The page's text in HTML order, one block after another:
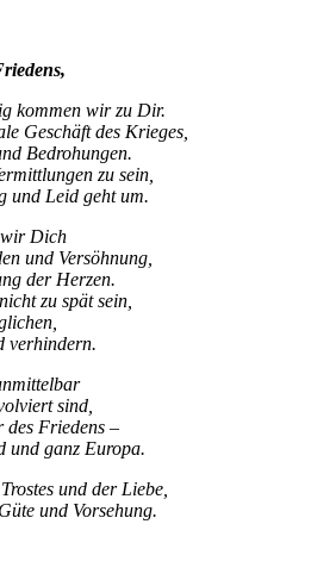
kommen wir zu Dir.
Geschäft des Krieges,
Bedrohungen.
zu sein,
und Leid geht um.
wir Dich
und Versöhnung,
der Herzen.
zu spät sein,
verhindern.
sind,
des Friedens –
und ganz Europa.
und der Liebe,
und Vorsehung.